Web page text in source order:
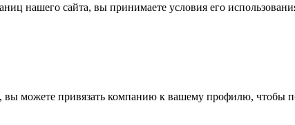
нашего сайта, вы принимаете условия его
вы можете привязать компанию к вашему профилю, чтобы